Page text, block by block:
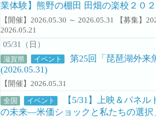
業体験】熊野の棚田 田畑の楽校２０２
【開催】2026.05.30 ～ 2026.05.31 【募集】
2026.05.21
05/31（日）
滋賀県 イベント
第25回「琵琶湖外来
(2026.05.31)
【開催】2026.05.31
全国 イベント
【5/31】上映＆パネ
の未来―米価ショックと私たちの選択